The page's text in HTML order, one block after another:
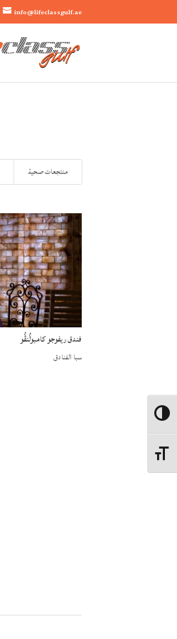
Toggle High Contrast
Toggle Font size
info@lifeclassgulf.ae
منتجعات صحية
فندق ريفوجو كامبولٌنڨٌو
سبا الفنادق